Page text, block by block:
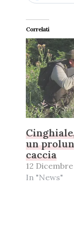
Correlati
un
caccia
12
In "News"